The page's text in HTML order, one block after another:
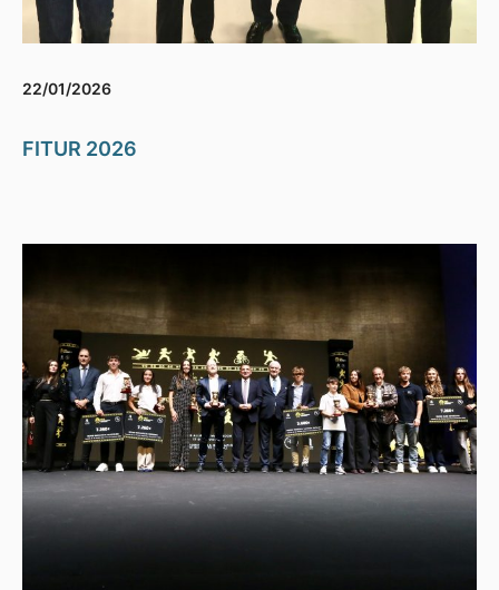
22/01/2026
FITUR 2026